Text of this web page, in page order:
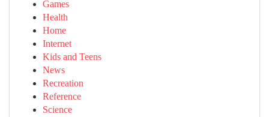
Games
Health
Home
Internet
Kids and Teens
News
Recreation
Reference
Science